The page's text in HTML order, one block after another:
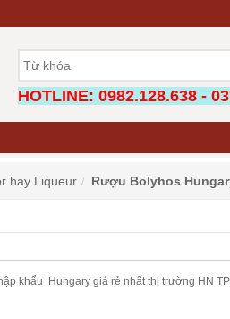
HOTLINE: 0982.128.638 -
hay Liqueur Rượu Bolyhos
khẩu Hungary giá rẻ nhất thị trường HN